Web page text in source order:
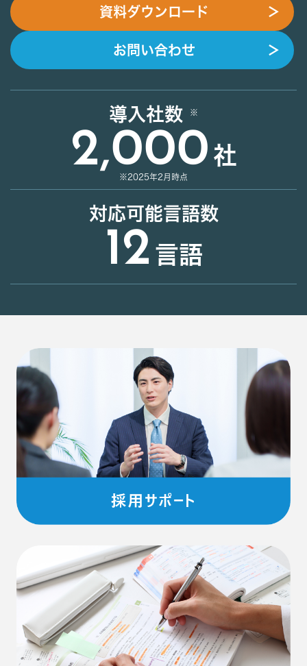
資料ダウンロード ＞
お問い合わせ ＞
導入社数
2,000 社
※2025年2月時点
対応可能言語数
12 言語